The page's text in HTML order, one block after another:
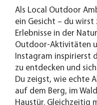
Als Local Outdoor
ein Gesicht – du
Erlebnisse in der
Outdoor-Aktivitäten
Instagram inspirierst
zu entdecken und
Du zeigst, wie echte
auf dem Berg, im
Haustür. Gleichzeitig